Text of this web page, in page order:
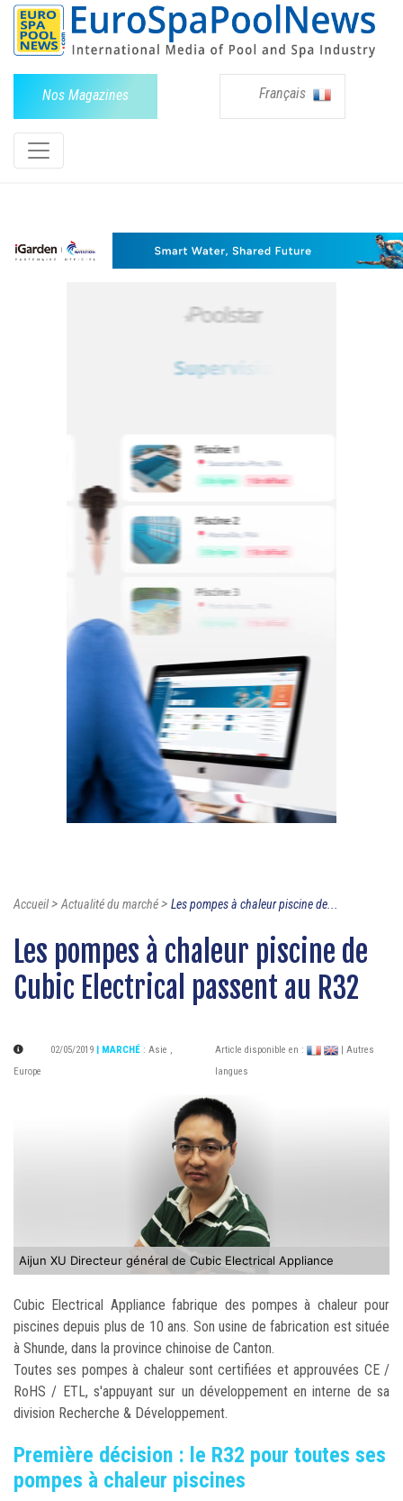
Nos Magazines Français
Accueil>Actualité du marché> Les pompes à chaleur piscine de...
Les pompes à chaleur piscine de
Cubic Electrical passent au R32
02/05/2019 | MARCHÉ : Asie ,
Europe
Article disponible en :
| Autres
langues
Aijun XU Directeur général de Cubic Electrical Appliance
Cubic Electrical Appliance fabrique des pompes à chaleur pour
piscines depuis plus de 10 ans. Son usine de fabrication est située
à Shunde, dans la province chinoise de Canton.
Toutes ses pompes à chaleur sont certifiées et approuvées CE /
RoHS / ETL, s'appuyant sur un développement en interne de sa
division Recherche & Développement.
Première décision : le R32 pour toutes ses
pompes à chaleur piscines